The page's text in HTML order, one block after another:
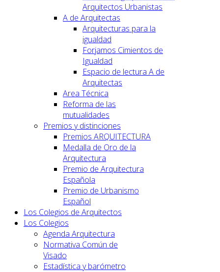
Arquitectos Urbanistas
A de Arquitectas
Arquitecturas para la
igualdad
Forjamos Cimientos de
Igualdad
Espacio de lectura A de
Arquitectas
Area Técnica
Reforma de las
mutualidades
Premios y distinciones
Premios ARQUITECTURA
Medalla de Oro de la
Arquitectura
Premio de Arquitectura
Española
Premio de Urbanismo
Español
Los Colegios de Arquitectos
Los Colegios
Agenda Arquitectura
Normativa Común de
Visado
Estadística y barómetro